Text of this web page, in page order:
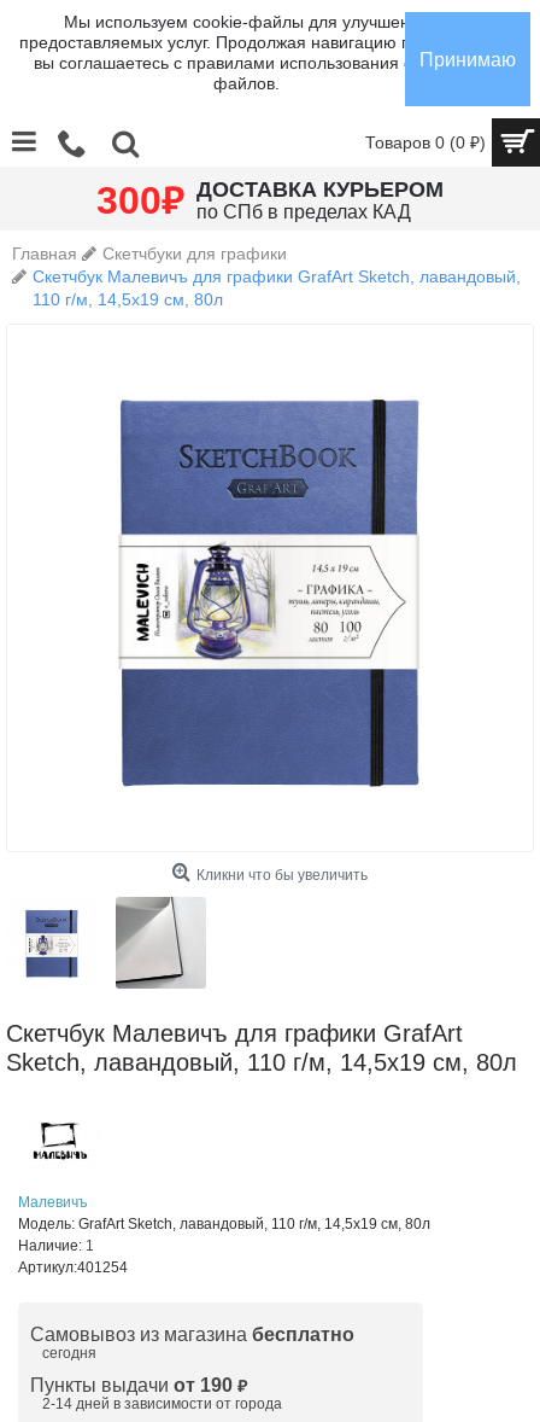
Мы используем cookie-файлы для улучшения
предоставляемых услуг. Продолжая навигацию по сайту,
вы соглашаетесь с правилами использования cookie-
файлов.
Принимаю
Товаров 0 (0 ₽)
300₽ ДОСТАВКА КУРЬЕРОМ
по СПб в пределах КАД
Главная
Скетчбуки для графики
Скетчбук Малевичъ для графики GrafArt Sketch, лавандовый,
110 г/м, 14,5х19 см, 80л
Кликни что бы увеличить
Скетчбук Малевичъ для графики GrafArt
Sketch, лавандовый, 110 г/м, 14,5х19 см, 80л
Малевичъ
Модель: GrafArt Sketch, лавандовый, 110 г/м, 14,5х19 см, 80л
Наличие: 1
Артикул:401254
Самовывоз из магазина бесплатно
сегодня
Пункты выдачи от 190 ₽
2-14 дней в зависимости от города